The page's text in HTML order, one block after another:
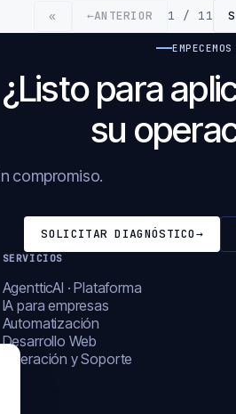
« ←ANTERIOR 1 / 11
EMPECEMOS
¿Listo para
su
compromiso.
SOLICITAR DIAGNÓSTICO→
SERVICIOS
AgentticAI · Plataforma
IA para empresas
Automatización
Desarrollo Web
Operación y Soporte